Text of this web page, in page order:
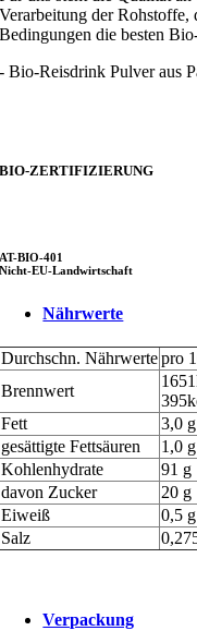
Verarbeitung der Rohstoffe,
Bedingungen die besten
- Bio-Reisdrink Pulver aus
BIO-ZERTIFIZIERUNG
AT-BIO-401
Nicht-EU-Landwirtschaft
Nährwerte
Durchschn. Nährwertepro
Brennwert
Fett
3,0 g
gesättigte Fettsäuren
1,0 g
Kohlenhydrate
91 g
davon Zucker
20 g
Eiweiß
0,5 g
Salz
Verpackung